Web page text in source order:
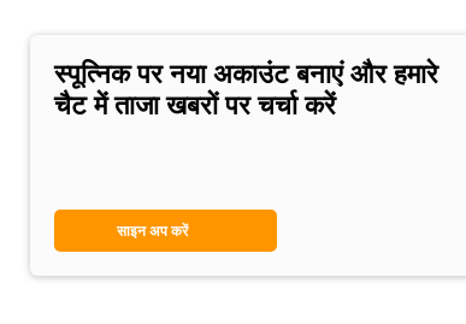
स्पूत्निक पर नया अकाउंट बनाएं और हमारे
चैट में ताजा खबरों पर चर्चा करें
साइन अप करें